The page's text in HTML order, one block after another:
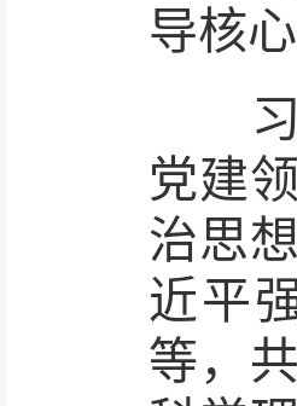
导核心
习近
党建
治思
近平
等，